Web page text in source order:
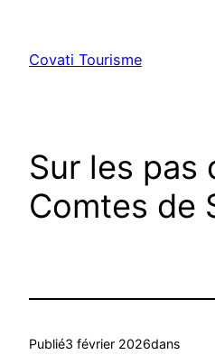
contenu
Covati Tourisme
Sur les pas
Comtes de
Publié3 février 2026dans